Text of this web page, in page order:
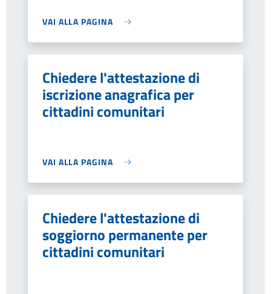
VAI ALLA PAGINA
Chiedere l'attestazione di
iscrizione anagrafica per
cittadini comunitari
VAI ALLA PAGINA
Chiedere l'attestazione di
soggiorno permanente per
cittadini comunitari